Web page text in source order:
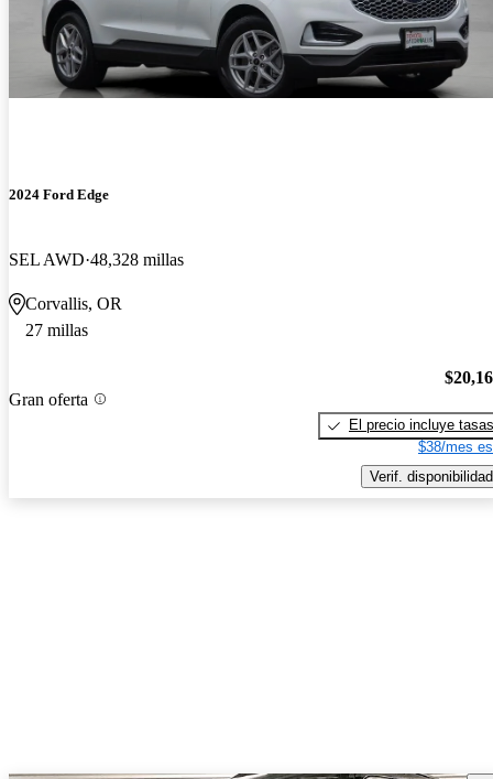
2024 Ford Edge
SEL AWD 48,328 millas
Corvallis, OR
27 millas
Gran oferta
El precio incluye tasas
$38/mes
Verif. disponibilidad